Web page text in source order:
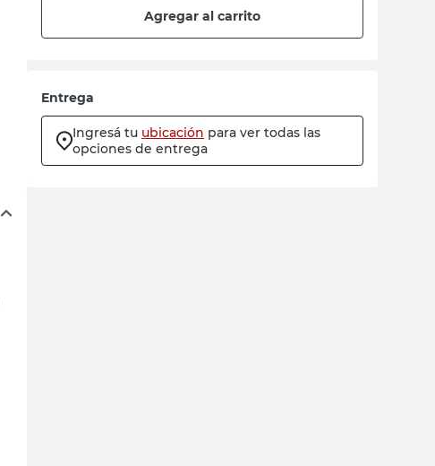
Agregar al carrito
Entrega
Ingresá tu ubicación para ver todas las
opciones de entrega